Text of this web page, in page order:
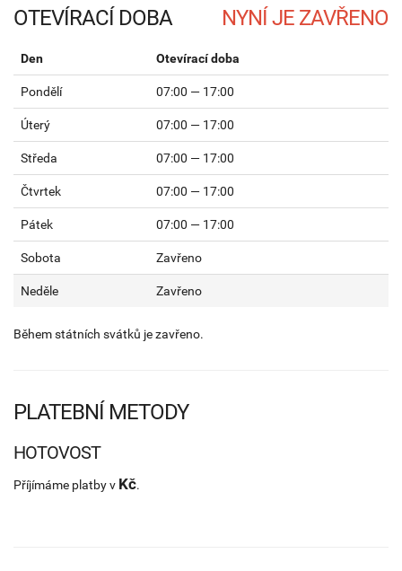
OTEVÍRACÍ DOBA
Den Otevírací doba
Pondělí 07:00 — 17:00
Úterý 07:00 — 17:00
Středa 07:00 — 17:00
Čtvrtek 07:00 — 17:00
Pátek 07:00 — 17:00
Sobota Zavřeno
Neděle Zavřeno
Během státních svátků je zavřeno.
PLATEBNÍ METODY
HOTOVOST
Příjímáme platby v Kč.